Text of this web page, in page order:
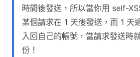
時間後發送，所以當你用 self-
某個請求在 1 天後發送，而 1 天
入回自己的帳號，當請求發送時
份！